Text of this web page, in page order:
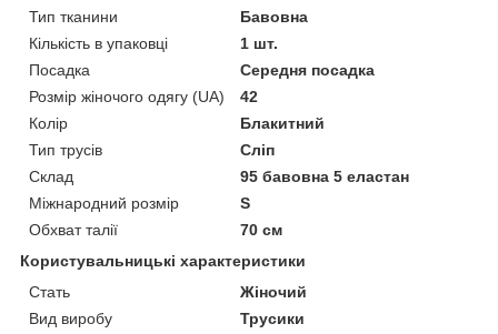
Тип тканини
Бавовна
Кількість в упаковці
1 шт.
Посадка
Середня посадка
Розмір жіночого одягу (UA)
42
Колір
Блакитний
Тип трусів
Сліп
Склад
95 бавовна 5 еластан
Міжнародний розмір
S
Обхват талії
70 см
Користувальницькі характеристики
Стать
Жіночий
Вид виробу
Трусики